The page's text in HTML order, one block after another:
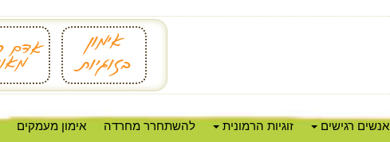
אנשים רגישים זוגיות הרמונית להשתחרר מחרדה אימון מעמקים